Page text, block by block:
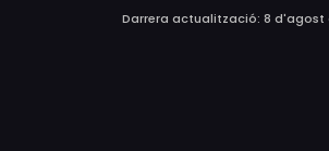
Darrera actualització: 8 d'agost